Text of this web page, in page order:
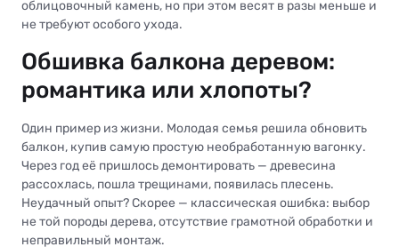
облицовочный камень, но при этом весят в разы меньше и
не требуют особого ухода.
Обшивка балкона деревом:
романтика или хлопоты?
Один пример из жизни. Молодая семья решила обновить
балкон, купив самую простую необработанную вагонку.
Через год её пришлось демонтировать — древесина
рассохлась, пошла трещинами, появилась плесень.
Неудачный опыт? Скорее — классическая ошибка: выбор
не той породы дерева, отсутствие грамотной обработки и
неправильный монтаж.